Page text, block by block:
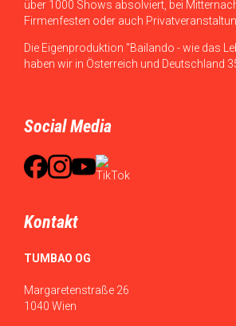
über 1000 Shows absolviert, bei
Firmenfesten oder auch
Die Eigenproduktion "Bailando - wie das
haben wir in Österreich und Deutschland
Social Media
Kontakt
TUMBAO OG
Margaretenstraße 26
1040 Wien